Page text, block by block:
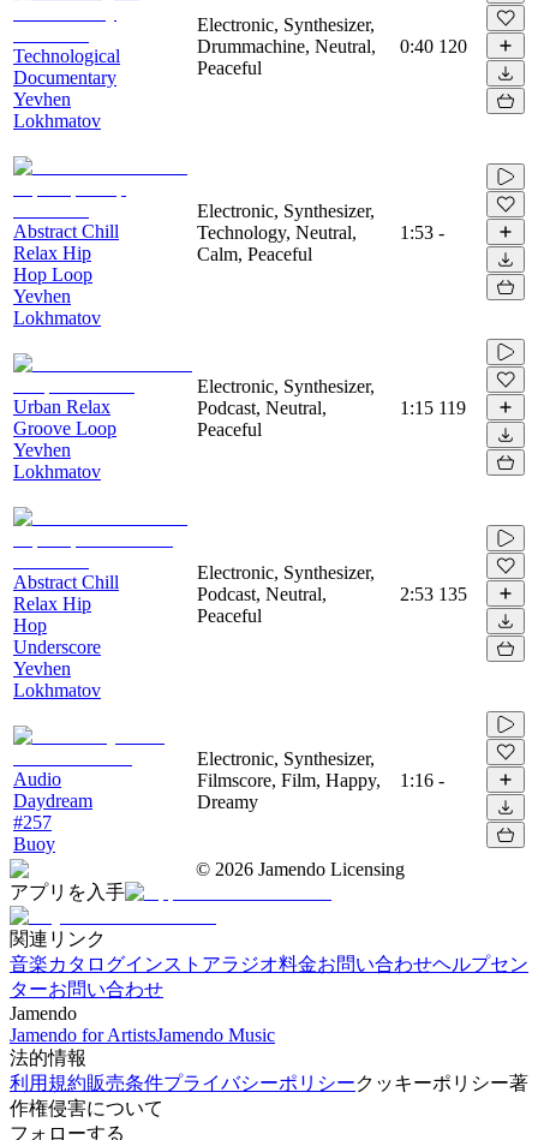
Technological
Documentary
Yevhen
Lokhmatov
Electronic, Synthesizer,
Drummachine, Neutral,
Peaceful
0:40 120
Abstract Chill
Relax Hip
Hop Loop
Yevhen
Lokhmatov
Electronic, Synthesizer,
Technology, Neutral,
Calm, Peaceful
1:53 -
Urban Relax
Groove Loop
Yevhen
Lokhmatov
Electronic, Synthesizer,
Podcast, Neutral,
Peaceful
1:15 119
Abstract Chill
Relax Hip
Hop
Underscore
Yevhen
Lokhmatov
Electronic, Synthesizer,
Podcast, Neutral,
Peaceful
2:53 135
Audio
Daydream
#257
Buoy
Electronic, Synthesizer,
Filmscore, Film, Happy,
Dreamy
1:16 -
© 2026 Jamendo Licensing
アプリを入手
関連リンク
音楽カタログインストアラジオ料金お問い合わせヘルプセン
ターお問い合わせ
Jamendo
Jamendo for ArtistsJamendo Music
法的情報
利用規約販売条件プライバシーポリシークッキーポリシー著
作権侵害について
フォローする